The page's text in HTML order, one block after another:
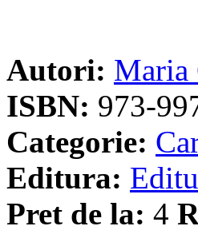
Autori: Maria
ISBN: 973-
Categorie:
Editura:
Pret de la: 4